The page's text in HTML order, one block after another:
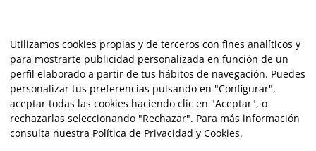
Utilizamos cookies propias y de terceros con fines analíticos y
para mostrarte publicidad personalizada en función de un
perfil elaborado a partir de tus hábitos de navegación. Puedes
personalizar tus preferencias pulsando en "Configurar",
aceptar todas las cookies haciendo clic en "Aceptar", o
rechazarlas seleccionando "Rechazar". Para más información
consulta nuestra Política de Privacidad y Cookies.